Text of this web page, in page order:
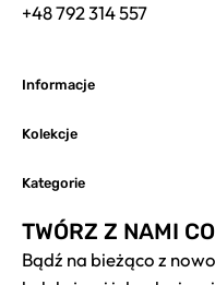
+48 792 314 557
Informacje
Kolekcje
Kategorie
TWÓRZ Z NAMI
Bądź na bieżąco z